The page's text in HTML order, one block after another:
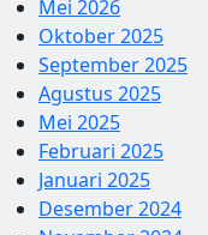
Mei 2026
Oktober 2025
September 2025
Agustus 2025
Mei 2025
Februari 2025
Januari 2025
Desember 2024